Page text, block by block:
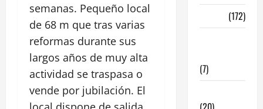
semanas. Pequeño local
de 68 m que tras varias
reformas durante sus
largos años de muy alta
actividad se traspasa o
vende por jubilación. El
(172)
(7)